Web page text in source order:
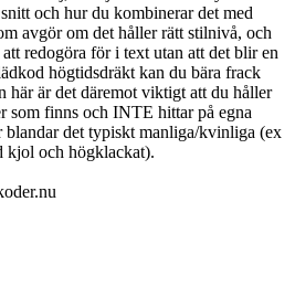
och hur du kombinerar det med
avgör om det håller rätt stilnivå, och
redogöra för i text utan att det blir en
högtidsdräkt kan du bära frack
här är det däremot viktigt att du håller
som finns och INTE hittar på egna
blandar det typiskt manliga/kvinliga (ex
kjol och högklackat).